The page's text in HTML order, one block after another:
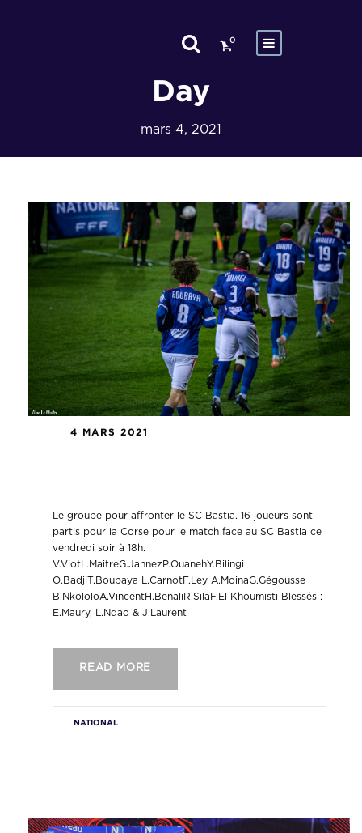
0
Day
mars 4, 2021
4 MARS 2021
Le groupe pour affronter le SC Bastia. 16 joueurs sont
partis pour la Corse pour le match face au SC Bastia ce
vendredi soir à 18h.
V.ViotL.MaitreG.JannezP.OuanehY.Bilingi
O.BadjiT.Boubaya L.CarnotF.Ley A.MoinaG.Gégousse
B.NkololoA.VincentH.BenaliR.SilaF.El Khoumisti Blessés :
E.Maury, L.Ndao & J.Laurent
READ MORE
NATIONAL